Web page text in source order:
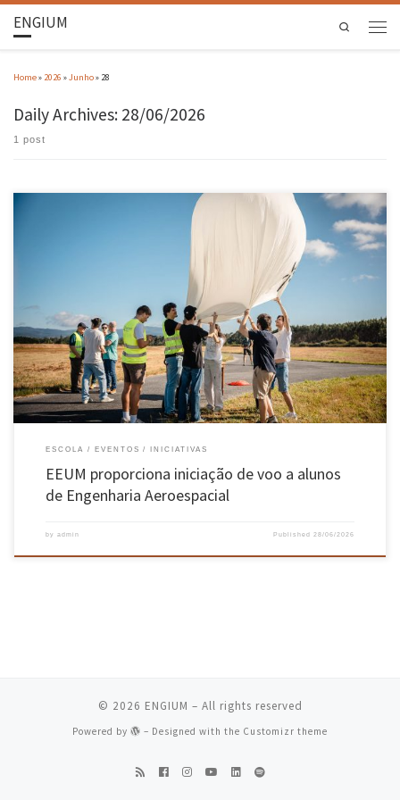
ENGIUM Search
Home» 2026 »Junho» 28
Daily Archives: 28/06/2026
1 post
Cerca de 90 estudantes da licenciatura e do mestrado em Engenharia Aeroespacial da Escola
de Engenharia da UMinho realizaram o seu primeiro voo em contexto académico no passado
dia 27 de junho, no aeródromo do Alto Minho (Cerval), em Vila Nova de Cerveira. A “janela de
voo” decorreu das 12h45 […]
ESCOLA EVENTOS INICIATIVAS
EEUM proporciona iniciação de voo a alunos
de Engenharia Aeroespacial
by admin Published 28/06/2026
© 2026 ENGIUM – All rights reserved
Powered by – Designed with the Customizr theme